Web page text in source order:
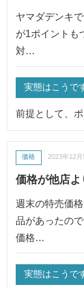
ヤマダデンキ
が1ポイントも
対…
実態はこうで
前提として、
価格が他店よ
価格 2023年12
週末の特売価
品があったの
価格…
実態はこうで